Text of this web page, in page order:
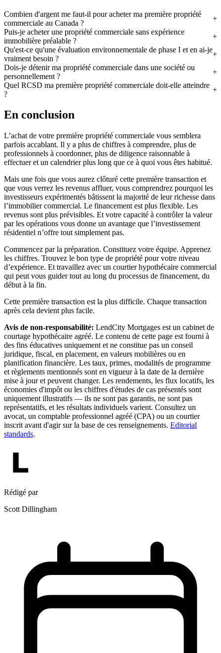
Combien d'argent me faut-il pour acheter ma première propriété
commerciale au Canada ?
Puis-je acheter une propriété commerciale sans expérience
immobilière préalable ?
Qu'est-ce qu'une évaluation environnementale de phase I et en ai-je
vraiment besoin ?
Dois-je détenir ma propriété commerciale dans une société ou
personnellement ?
Quel RCSD ma première propriété commerciale doit-elle atteindre
?
En conclusion
L’achat de votre première propriété commerciale vous semblera
parfois accablant. Il y a plus de chiffres à comprendre, plus de
professionnels à coordonner, plus de diligence raisonnable à
effectuer et un calendrier plus long que ce à quoi vous êtes habitué.
Mais une fois que vous aurez clôturé cette première transaction et
que vous verrez les revenus affluer, vous comprendrez pourquoi les
investisseurs expérimentés bâtissent la majorité de leur richesse dans
l’immobilier commercial. Le financement est plus flexible. Les
revenus sont plus prévisibles. Et votre capacité à contrôler la valeur
par les opérations vous donne un avantage que l’investissement
résidentiel n’offre tout simplement pas.
Commencez par la préparation. Constituez votre équipe. Apprenez
les chiffres. Trouvez le bon type de propriété pour votre niveau
d’expérience. Et travaillez avec un courtier hypothécaire commercial
qui peut vous guider tout au long du processus de financement, du
début à la fin.
Cette première transaction est la plus difficile. Chaque transaction
après cela devient plus facile.
Avis de non-responsabilité: LendCity Mortgages est un cabinet de
courtage hypothécaire agréé. Le contenu de cette page est fourni à
des fins éducatives uniquement et ne constitue pas un conseil
juridique, fiscal, en placement, en valeurs mobilières ou en
planification financière. Les taux, primes, modalités de programme
et règlements mentionnés sont en vigueur à la date de la dernière
mise à jour et peuvent changer. Les rendements, les flux locatifs, les
économies d'impôt ou les chiffres d'études de cas présentés sont
uniquement illustratifs — ils ne sont pas garantis, ne sont pas
représentatifs, et les résultats individuels varient. Consultez un
avocat, un comptable professionnel agréé (CPA) ou un courtier
inscrit avant d'agir sur la base de ces renseignements. Editorial
standards.
Rédigé par
Scott Dillingham